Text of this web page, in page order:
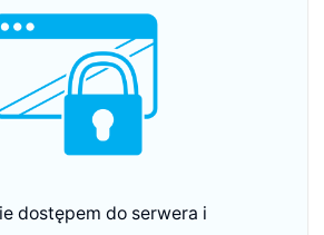
dostępem do serwera i